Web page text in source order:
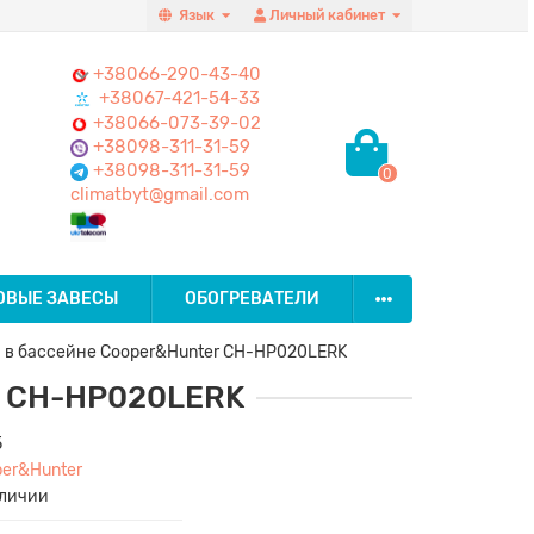
Личный кабинет
Язык
+38066-290-43-40
+38067-421-54-33
+38066-073-39-02
+38098-311-31-59
+38098-311-31-59
climatbyt@gmail.com
0
ЗАВЕСЫ ОБОГРЕВАТЕЛИ
бассейне Cooper&Hunter CH-HP020LERK
HP020LERK